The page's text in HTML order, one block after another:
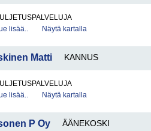
lisää..
Näytä kartalla
Matti KANNUS
lisää..
Näytä kartalla
P Oy ÄÄNEKOSKI